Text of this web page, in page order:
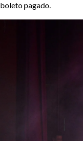
boleto pagado.